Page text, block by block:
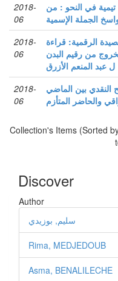
2018-
06
تيمية في النحو : من
الجملة الإسمية
2018-
06
الرقمية: قراءة
من رقيم البدن
ل عبد المنعم الأزرق
2018-
06
النقدي بين الماضي
والحاضر المتأزم
Collection's Items (Sorted
Discover
Author
سليم, بوزيدي
Rima, MEDJEDOUB
Asma, BENALILECHE